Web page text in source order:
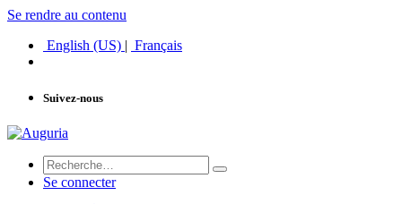
Se rendre au contenu
English (US) | Français
Suivez-nous
Se connecter